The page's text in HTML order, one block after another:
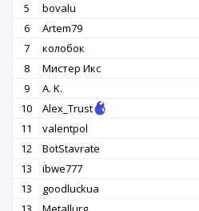
5
bovalu
6
Artem79
7
колобок
8
Мистер Икс
9
A. K.
10
Alex_Trust
11
valentpol
12
BotStavrate
13
ibwe777
13
goodluckua